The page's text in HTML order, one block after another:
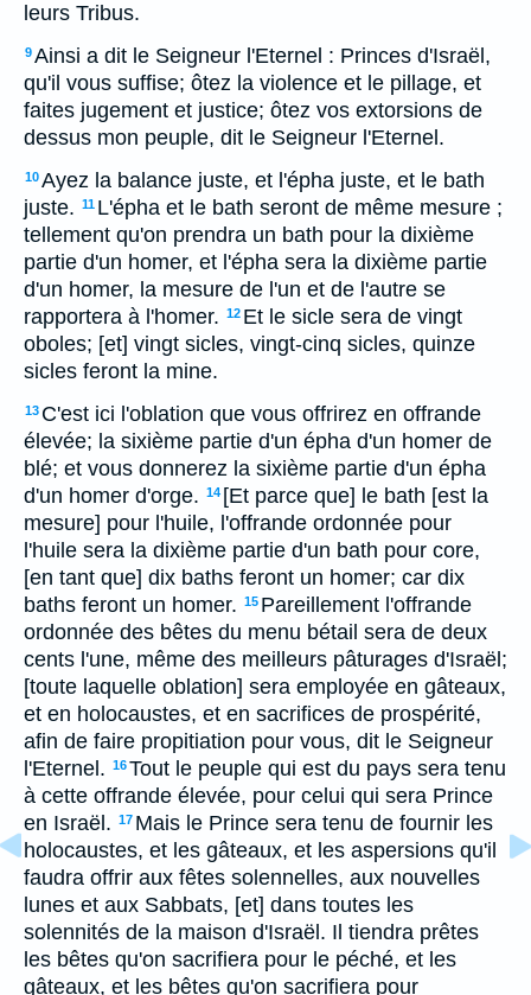
leurs Tribus.
9Ainsi a dit le Seigneur l'Eternel : Princes d'Israël,
qu'il vous suffise; ôtez la violence et le pillage, et
faites jugement et justice; ôtez vos extorsions de
dessus mon peuple, dit le Seigneur l'Eternel.
10Ayez la balance juste, et l'épha juste, et le bath
juste. 11 L'épha et le bath seront de même mesure ;
tellement qu'on prendra un bath pour la dixième
partie d'un homer, et l'épha sera la dixième partie
d'un homer, la mesure de l'un et de l'autre se
rapportera à l'homer. 12 Et le sicle sera de vingt
oboles; [et] vingt sicles, vingt-cinq sicles, quinze
sicles feront la mine.
13 C'est ici l'oblation que vous offrirez en offrande
élevée; la sixième partie d'un épha d'un homer de
blé; et vous donnerez la sixième partie d'un épha
d'un homer d'orge. 14 [Et parce que] le bath [est la
mesure] pour l'huile, l'offrande ordonnée pour
l'huile sera la dixième partie d'un bath pour core,
[en tant que] dix baths feront un homer; car dix
baths feront un homer. 15 Pareillement l'offrande
ordonnée des bêtes du menu bétail sera de deux
cents l'une, même des meilleurs pâturages d'Israël;
[toute laquelle oblation] sera employée en gâteaux,
et en holocaustes, et en sacrifices de prospérité,
afin de faire propitiation pour vous, dit le Seigneur
l'Eternel. 16Tout le peuple qui est du pays sera tenu
à cette offrande élevée, pour celui qui sera Prince
en Israël. 17 Mais le Prince sera tenu de fournir les
holocaustes, et les gâteaux, et les aspersions qu'il
faudra offrir aux fêtes solennelles, aux nouvelles
lunes et aux Sabbats, [et] dans toutes les
solennités de la maison d'Israël. Il tiendra prêtes
les bêtes qu'on sacrifiera pour le péché, et les
gâteaux, et les bêtes qu'on sacrifiera pour